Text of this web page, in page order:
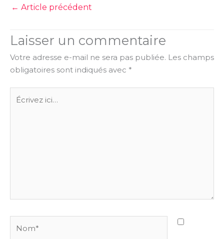
← Article précédent
Laisser un commentaire
Votre adresse e-mail ne sera pas publiée. Les champs
obligatoires sont indiqués avec *
Écrivez
ici…